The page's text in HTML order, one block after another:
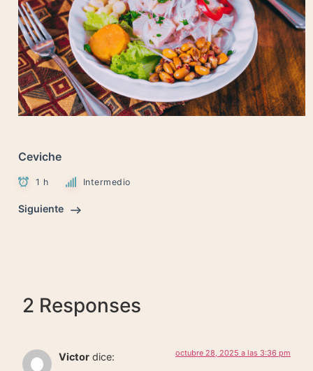
Ceviche
1 h Intermedio
Siguiente
2 Responses
Victor dice: octubre 28, 2025 a las 3:36 pm